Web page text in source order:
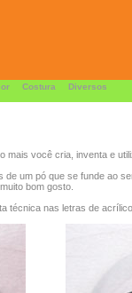
Costura Diversos
mais você cria, inventa e
de um pó que se funde ao
bom gosto.
técnica nas letras de